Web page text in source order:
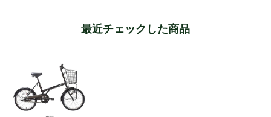
最近チェックした商品